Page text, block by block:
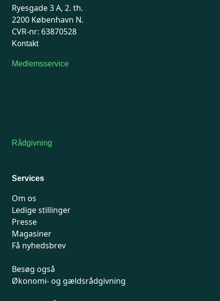
Ryesgade 3 A, 2. th.
2200 København N.
CVR-nr: 63870528
Kontakt
Medlemsservice
Rådgivning
Services
Om os
Ledige stillinger
Presse
Magasiner
Få nyhedsbrev
Besøg også
Økonomi- og gældsrådgivning